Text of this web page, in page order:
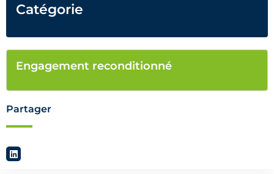
Catégorie
Engagement reconditionné
Partager
L
i